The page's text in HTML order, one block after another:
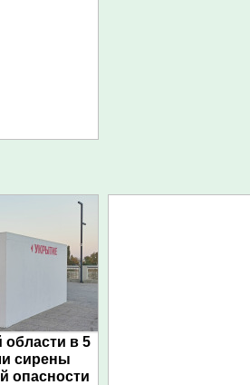
области в 5
сирены
опасности